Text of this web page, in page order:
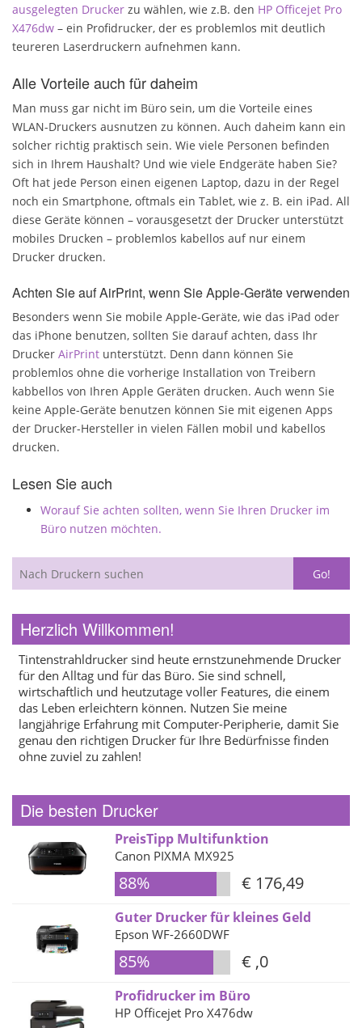
ausgelegten Drucker zu wählen, wie z.B. den HP Officejet Pro
X476dw – ein Profidrucker, der es problemlos mit deutlich
teureren Laserdruckern aufnehmen kann.
Alle Vorteile auch für daheim
Man muss gar nicht im Büro sein, um die Vorteile eines
WLAN-Druckers ausnutzen zu können. Auch daheim kann ein
solcher richtig praktisch sein. Wie viele Personen befinden
sich in Ihrem Haushalt? Und wie viele Endgeräte haben Sie?
Oft hat jede Person einen eigenen Laptop, dazu in der Regel
noch ein Smartphone, oftmals ein Tablet, wie z. B. ein iPad. All
diese Geräte können – vorausgesetzt der Drucker unterstützt
mobiles Drucken – problemlos kabellos auf nur einem
Drucker drucken.
Achten Sie auf AirPrint, wenn Sie Apple-Geräte verwenden
Besonders wenn Sie mobile Apple-Geräte, wie das iPad oder
das iPhone benutzen, sollten Sie darauf achten, dass Ihr
Drucker AirPrint unterstützt. Denn dann können Sie
problemlos ohne die vorherige Installation von Treibern
kabbellos von Ihren Apple Geräten drucken. Auch wenn Sie
keine Apple-Geräte benutzen können Sie mit eigenen Apps
der Drucker-Hersteller in vielen Fällen mobil und kabellos
drucken.
Lesen Sie auch
Worauf Sie achten sollten, wenn Sie Ihren Drucker im
Büro nutzen möchten.
Herzlich Willkommen!
Tintenstrahldrucker sind heute ernstzunehmende Drucker
für den Alltag und für das Büro. Sie sind schnell,
wirtschaftlich und heutzutage voller Features, die einem
das Leben erleichtern können. Nutzen Sie meine
langjährige Erfahrung mit Computer-Peripherie, damit Sie
genau den richtigen Drucker für Ihre Bedürfnisse finden
ohne zuviel zu zahlen!
Die besten Drucker
PreisTipp Multifunktion
Canon PIXMA MX925
88% € 176,49
Guter Drucker für kleines Geld
Epson WF-2660DWF
85% € ,0
Profidrucker im Büro
HP Officejet Pro X476dw